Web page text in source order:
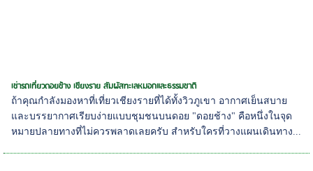
เช่ารถเที่ยวดอยช้าง เชียงราย สัมผัสทะเลหมอกและธรรมชาติ
ถ้าคุณกำลังมองหาที่เที่ยวเชียงรายที่ได้ทั้งวิวภูเขา อากาศเย็นสบาย
และบรรยากาศเรียบง่ายแบบชุมชนบนดอย "ดอยช้าง" คือหนึ่งในจุด
หมายปลายทางที่ไม่ควรพลาดเลยครับ สำหรับใครที่วางแผนเดินทาง...